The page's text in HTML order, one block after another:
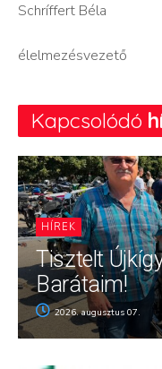
Schríffert Béla
élelmezésvezető
Kapcsolódó
HÍREK
Tisztelt
Barátaim!
2026. augusztus 07.